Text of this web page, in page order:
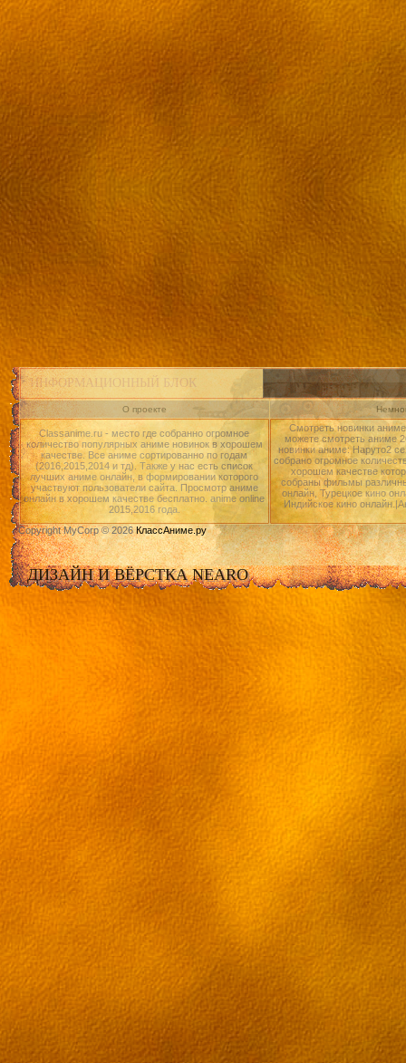
ИНФОРМАЦИОННЫЙ БЛОК
О проекте
Classanime.ru - место где собранно огромное
количество популярных аниме новинок в хорошем
качестве. Все аниме сортированно по годам
(2016,2015,2014 и тд). Также у нас есть список
лучших аниме онлайн, в формировании которого
участвуют пользователи сайта. Просмотр аниме
онлайн в хорошем качестве бесплатно. anime online
2015,2016 года.
Смотреть новинки
можете смотреть аниме
новинки аниме: Наруто2
собрано огромное
хорошем качестве
собраны фильмы
онлайн, Турецкое кино
Индийское кино
Copyright MyCorp © 2026КлассАниме.ру
ДИЗАЙН И ВЁРСТКА NEARO